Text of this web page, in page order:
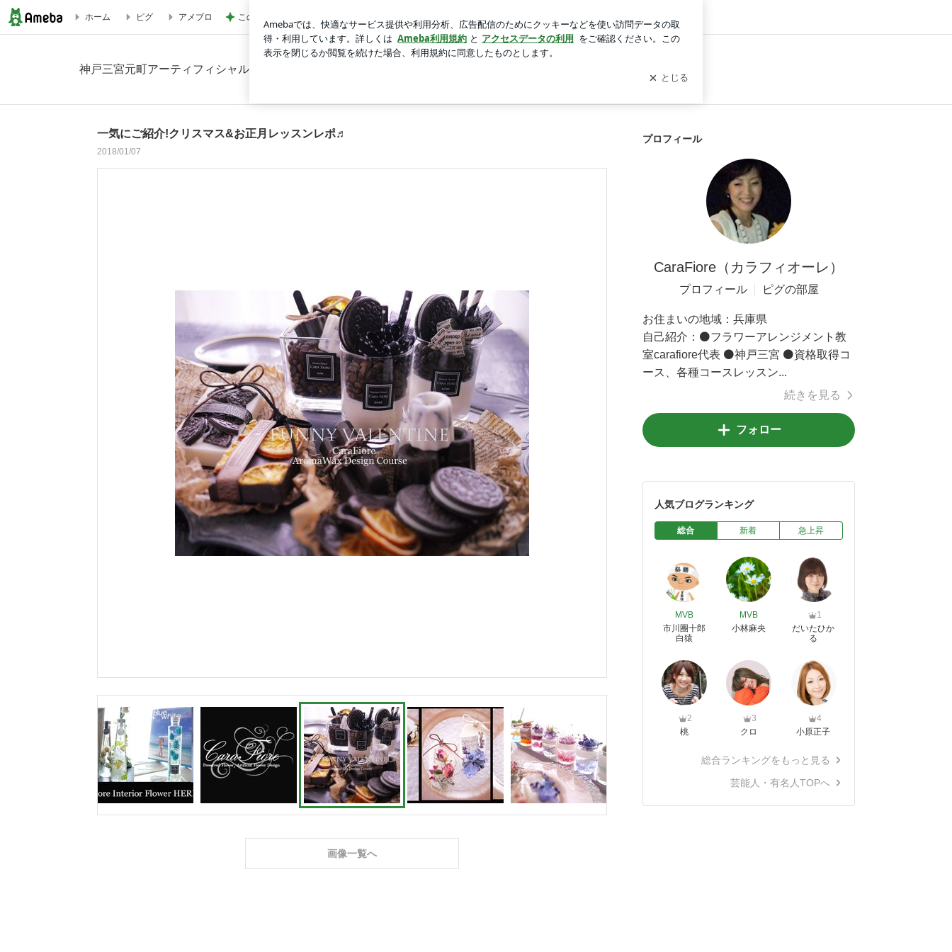
一気にご紹介!クリスマス&お正月レッスンレポ♬の画像 47枚中2枚目
ホーム ピグ アメブロ この人の言う子どもたちに入った娘
神戸三宮元町アーティフィシャルフラワー＆プリザーブドフラワースクールCaraFiore
一気にご紹介!クリスマス&お正月レッスンレポ♬
2018/01/07
画像一覧へ
プロフィール
CaraFiore（カラフィオーレ）
プロフィール ピグの部屋
お住まいの地域： 兵庫県
自己紹介： ⚫フラワーアレンジメント教
室carafiore代表 ⚫神戸三宮 ⚫資格取得コ
ース、各種コースレッスン...
続きを見る
フォロー
人気ブログランキング
総合 新着 急上昇
MVB
市川團十郎
白猿
MVB
小林麻央
1
だいたひか
る
2
桃
3
クロ
4
小原正子
総合ランキングをもっと見る
芸能人・有名人TOPへ